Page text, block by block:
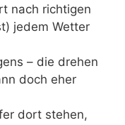
nach richtigen
jedem Wetter
– die drehen
doch eher
dort stehen,